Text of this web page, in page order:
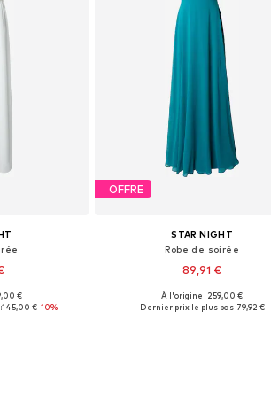
44
€
145,00 €-10%
OFFRE
STAR NIGHT
Robe de soirée
89,91 €
Tailles disponibles: 36
À l'origine : 259,00 €
Dernier prix le plus bas :79,92 €